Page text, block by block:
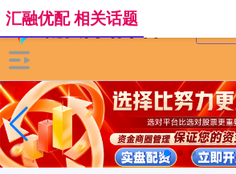
汇融优配 相关话题